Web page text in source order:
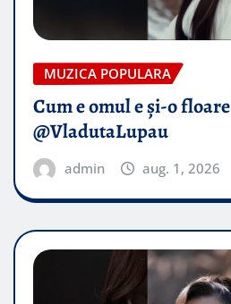
MUZICA POPULARA
Cum e omul e și-o floare
@VladutaLupau
admin aug. 1, 2026